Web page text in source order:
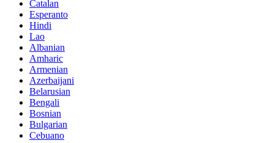
Catalan
Esperanto
Hindi
Lao
Albanian
Amharic
Armenian
Azerbaijani
Belarusian
Bengali
Bosnian
Bulgarian
Cebuano